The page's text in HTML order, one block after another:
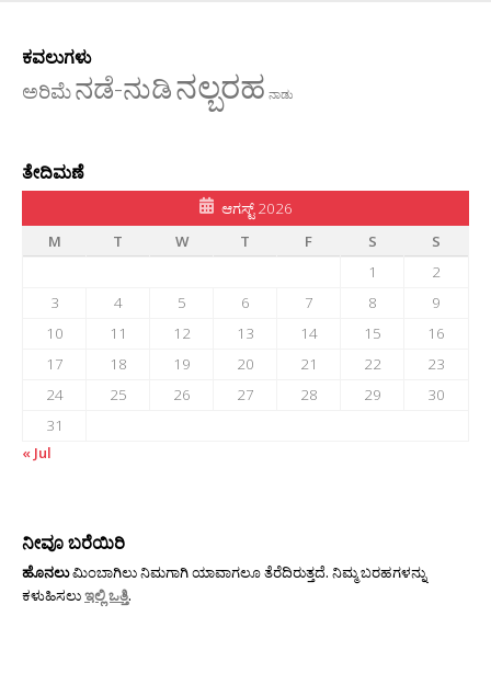
ಕವಲುಗಳು
ಅರಿಮೆನಡೆ-ನುಡಿನಲ್ಬರಹ ನಾಡು
ತೇದಿಮಣೆ
ಆಗಸ್ಟ್ 2026
M
T W T F S
S
1
2
3
4 5 6 7 8
9
10
11 12 13 14 15
16
17
18 19 20 21 22
23
24
25 26 27 28 29
30
31
« Jul
ನೀವೂ ಬರೆಯಿರಿ
ಹೊನಲುಮಿಂಬಾಗಿಲು ನಿಮಗಾಗಿ ಯಾವಾಗಲೂ ತೆರೆದಿರುತ್ತದೆ. ನಿಮ್ಮ ಬರಹಗಳನ್ನು
ಕಳುಹಿಸಲುಇಲ್ಲಿ ಒತ್ತಿ.